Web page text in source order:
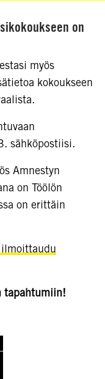
on
myös
kokoukseen
sähköpostiisi.
Amnestyn
on Töölön
on erittäin
tapahtumiin!